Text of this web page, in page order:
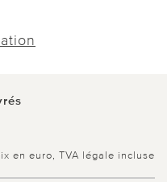
en euro, TVA légale incluse